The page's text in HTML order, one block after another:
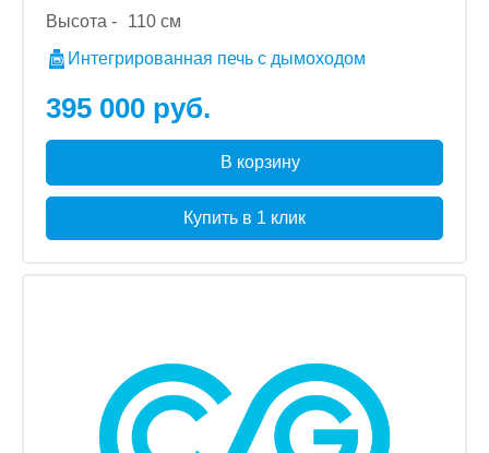
Высота -
110 см
Интегрированная печь с дымоходом
395 000 руб.
В корзину
Купить в 1 клик